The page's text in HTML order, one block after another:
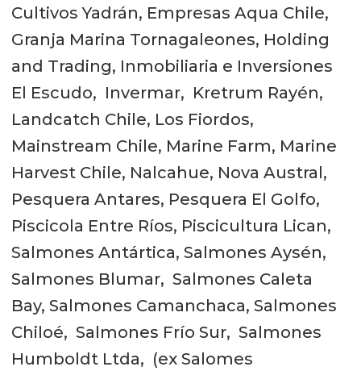
Cultivos Yadrán, Empresas Aqua Chile,
Granja Marina Tornagaleones, Holding
and Trading, Inmobiliaria e Inversiones
El Escudo, Invermar, Kretrum Rayén,
Landcatch Chile, Los Fiordos,
Mainstream Chile, Marine Farm, Marine
Harvest Chile, Nalcahue, Nova Austral,
Pesquera Antares, Pesquera El Golfo,
Piscicola Entre Ríos, Piscicultura Lican,
Salmones Antártica, Salmones Aysén,
Salmones Blumar, Salmones Caleta
Bay, Salmones Camanchaca, Salmones
Chiloé, Salmones Frío Sur, Salmones
Humboldt Ltda, (ex Salomes